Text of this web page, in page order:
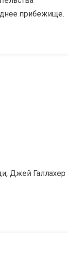
прибежище.
Джей Галлахер